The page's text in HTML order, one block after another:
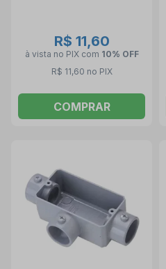
R$ 11,60
à vista no PIX com 10% OFF
R$ 11,60 no PIX
COMPRAR